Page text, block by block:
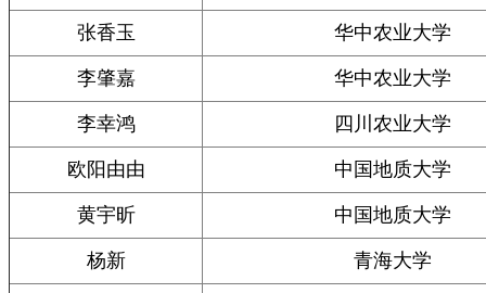
张香玉 华中农业大学
李肇嘉 华中农业大学
李幸鸿 四川农业大学
欧阳由由 中国地质大学
黄宇昕 中国地质大学
杨新 青海大学